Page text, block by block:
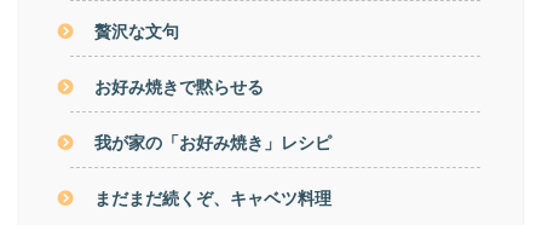
贅沢な文句
お好み焼きで黙らせる
我が家の「お好み焼き」レシピ
まだまだ続くぞ、キャベツ料理